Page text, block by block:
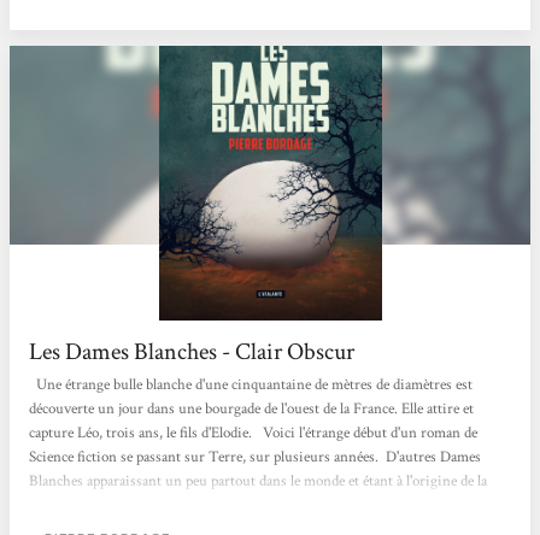
Les Dames Blanches - Clair Obscur
Une étrange bulle blanche d'une cinquantaine de mètres de diamètres est
découverte un jour dans une bourgade de l'ouest de la France. Elle attire et
capture Léo, trois ans, le fils d'Elodie. Voici l'étrange début d'un roman de
Science fiction se passant sur Terre, sur plusieurs années. D'autres Dames
Blanches apparaissant un peu partout dans le monde et étant à l'origine de la
bataille sans merci et complètement immonde. Car si ces Dames Blanches